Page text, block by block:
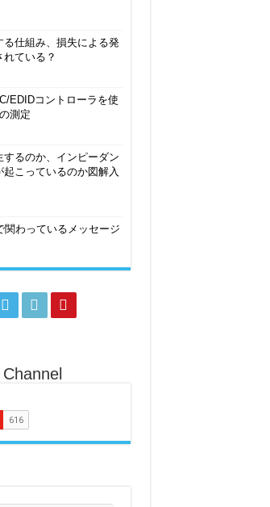
仕組み、損失による発
ている？
EDIDコントローラを使
測定
するのか、インピーダン
こっているのか図解入
わっているメッセージ